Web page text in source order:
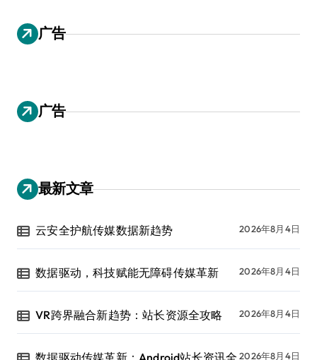
广告
广告
最新文章
云安全护航传媒数据新趋势 2026年8月4日
数据驱动，科技赋能无障碍传媒革新 2026年8月4日
VR跨界融合新趋势：站长资源全攻略 2026年8月4日
2026年8月4日